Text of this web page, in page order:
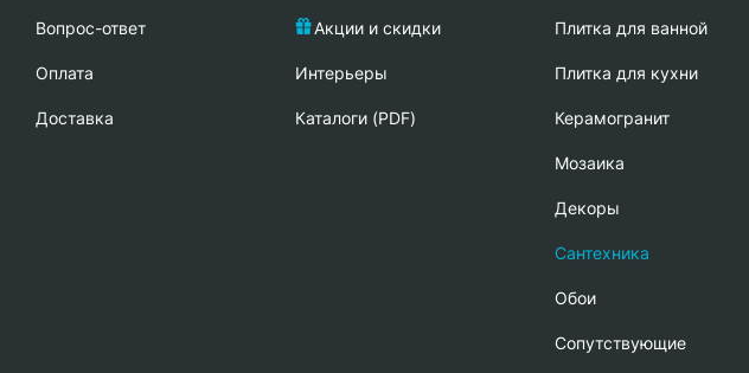
Вопрос-ответ
Oплата
Доставка
Акции и скидки
Интерьеры
Каталоги (PDF)
Плитка для ванной
Плитка для кухни
Керамогранит
Мозаика
Декоры
Сантехника
Обои
Сопутствующие